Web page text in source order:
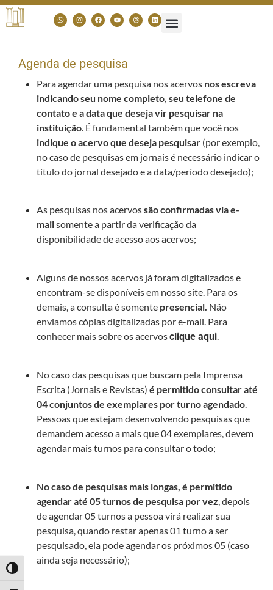
Alternar alto contraste
Agenda de pesquisa
Para agendar uma pesquisa nos acervos nos escreva
indicando seu nome completo, seu telefone de
contato e a data que deseja vir pesquisar na
instituição. É fundamental também que você nos
indique o acervo que deseja pesquisar (por exemplo,
no caso de pesquisas em jornais é necessário indicar o
título do jornal desejado e a data/período desejado);
As pesquisas nos acervossão confirmadas via e-
mailsomente a partir da verificação da
disponibilidade de acesso aos acervos;
Alguns de nossos acervos já foram digitalizados e
encontram-se disponíveis em nosso site. Para os
demais, a consulta é somente presencial. Não
enviamos cópias digitalizadas por e-mail. Para
conhecer mais sobre os acervosclique aqui
No caso das pesquisas que buscam pela Imprensa
Escrita (Jornais e Revistas) é permitido consultar até
04 conjuntos de exemplares por turno agendado.
Pessoas que estejam desenvolvendo pesquisas que
demandem acesso a mais que 04 exemplares, devem
agendar mais turnos para consultar o todo;
No caso de pesquisas mais longas, é permitido
agendar até 05 turnos de pesquisa por vez , depois
de agendar 05 turnos a pessoa virá realizar sua
pesquisa, quando restar apenas 01 turno a ser
pesquisado, ela pode agendar os próximos 05 (caso
ainda seja necessário);